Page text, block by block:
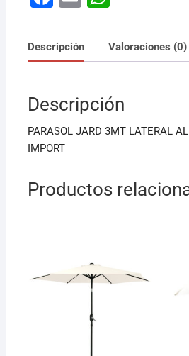
c
e
o
o
k
ai
l
at
s
p
p
Descripción Valoraciones (0)
Descripción
PARASOL JARD 3MT LATERAL
IMPORT
Productos